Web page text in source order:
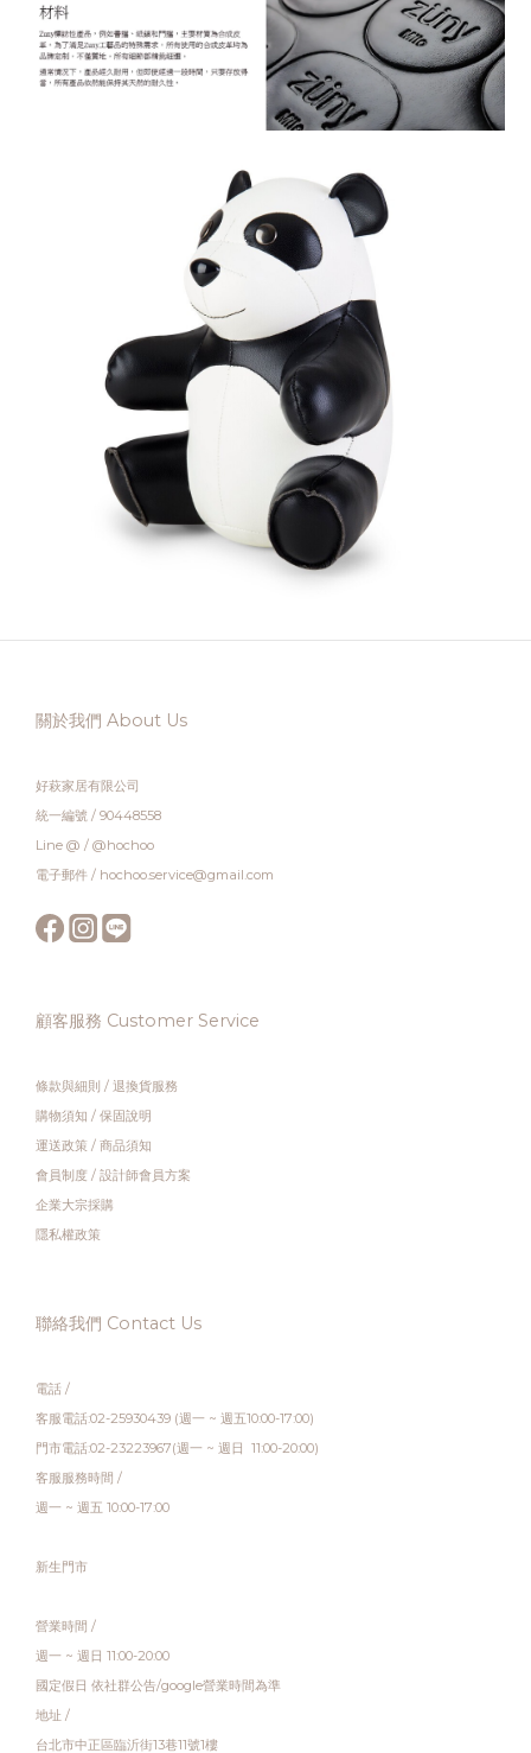
關於我們 About Us
好萩家居有限公司
統一編號 / 90448558
Line @ / @hochoo
電子郵件 / hochoo.service@gmail.com
顧客服務 Customer Service
條款與細則 / 退換貨服務
購物須知 / 保固說明
運送政策 / 商品須知
會員制度 / 設計師會員方案
企業大宗採購
隱私權政策
聯絡我們 Contact Us
電話 /
客服電話:02-25930439 (週一 ~ 週五10:00-17:00)
門市電話:02-23223967(週一 ~ 週日 11:00-20:00)
客服服務時間 /
週一 ~ 週五 10:00-17:00
新生門市
營業時間 /
週一 ~ 週日 11:00-20:00
國定假日 依社群公告/google營業時間為準
地址 /
台北市中正區臨沂街13巷11號1樓